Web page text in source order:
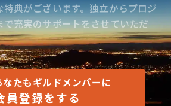
典がございます。独立からプロジ
充実のサポートをさせていただ
たもギルドメンバーに
員登録をする